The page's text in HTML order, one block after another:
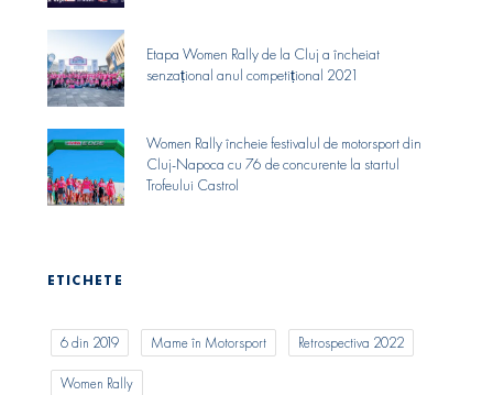
Etapa Women Rally de la Cluj a încheiat
senzaṭional anul competiṭional 2021
Women Rally încheie festivalul de motorsport din
Cluj-Napoca cu 76 de concurente la startul
Trofeului Castrol
ETICHETE
6 din 2019 Mame în Motorsport Retrospectiva 2022
Women Rally